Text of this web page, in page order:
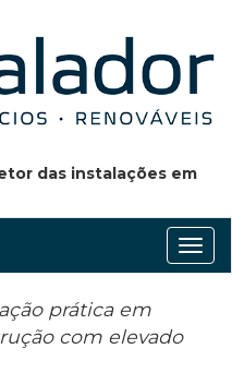
das instalações em
prática em
com elevado